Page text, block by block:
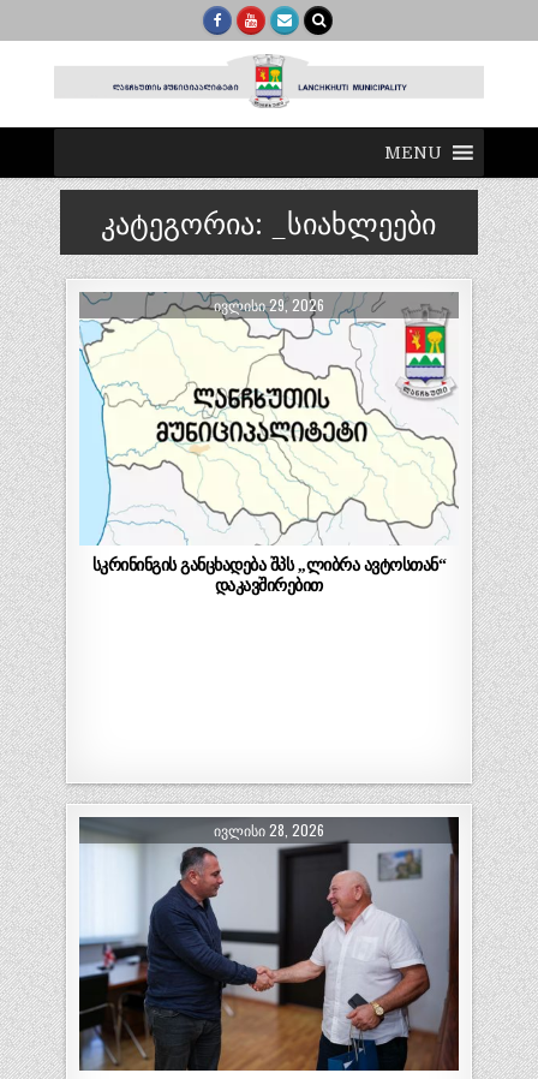
MENU
კატეგორია: _სიახლეები
ᲘᲕᲚᲘᲡᲘ 29, 2026
სკრინინგის განცხადება შპს ,,ლიბრა ავტოსთან“
დაკავშირებით
ᲘᲕᲚᲘᲡᲘ 28, 2026